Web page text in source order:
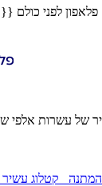
}} פלאפון לפני כולם
קטלוג עשיר